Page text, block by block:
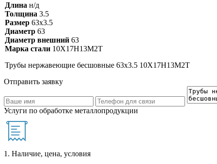
Длина н/д
Толщина 3.5
Размер 63х3.5
Диаметр 63
Диаметр внешний 63
Марка стали 10Х17Н13М2Т
Трубы нержавеющие бесшовные 63х3.5 10Х17Н13М2Т
Отправить заявку
Услуги по обработке металлопродукции
1. Наличие, цена, условия